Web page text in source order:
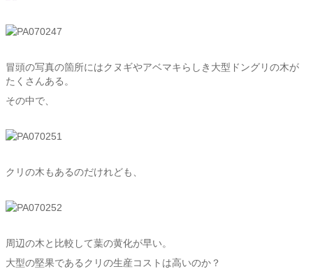
冒頭の写真の箇所にはクヌギやアベマキらしき大型ドングリの木が
たくさんある。
その中で、
クリの木もあるのだけれども、
周辺の木と比較して葉の黄化が早い。
大型の堅果であるクリの生産コストは高いのか？